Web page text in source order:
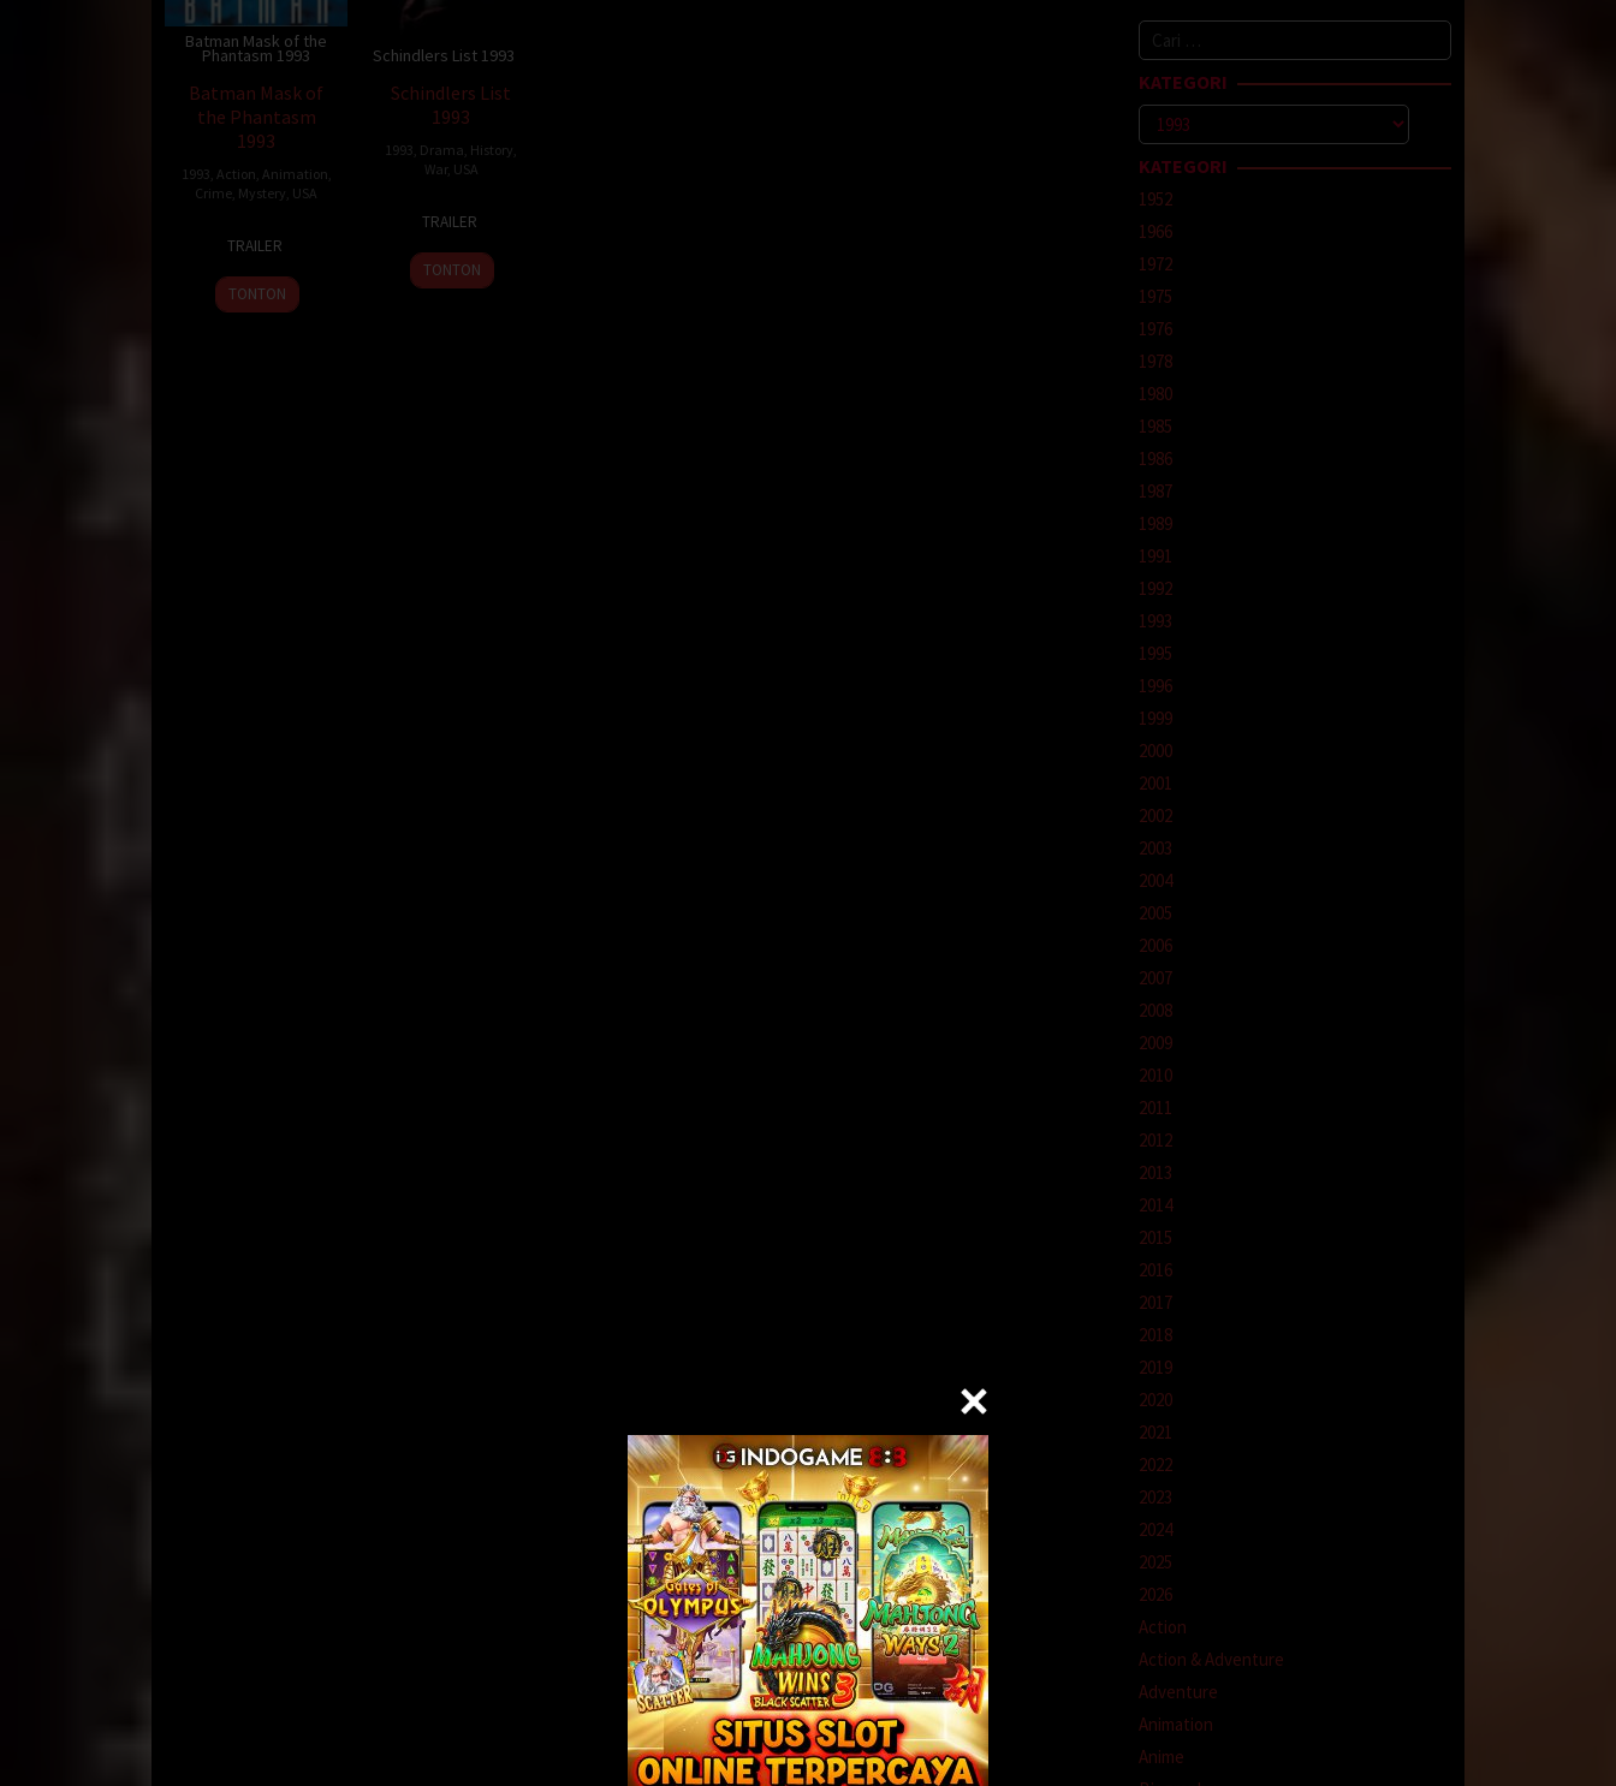
Batman Mask of the
Phantasm 1993
Batman Mask of
the Phantasm
1993
1993 Action Animation
Crime Mystery USA
1993
TRAILER
TONTON
Schindlers List 1993
Schindlers List
1993
1993 Drama History
War, USA
1993
TRAILER
TONTON
Cari
untuk:
KATEGORI
Kategori
KATEGORI
1952
1966
1972
1975
1976
1978
1980
1985
1986
1987
1989
1991
1992
1993
1995
1996
1999
2000
2001
2002
2003
2004
2005
2006
2007
2008
2009
2010
2011
2012
2013
2014
2015
2016
2017
2018
2019
2020
2021
2022
2023
2024
2025
2026
Action
Action & Adventure
Adventure
Animation
Anime